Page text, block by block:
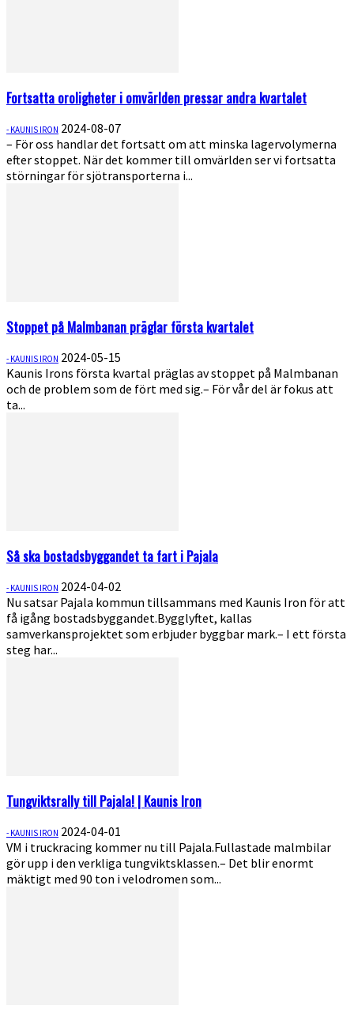
Fortsatta oroligheter i omvärlden pressar andra kvartalet
- KAUNIS IRON 2024-08-07
– För oss handlar det fortsatt om att minska lagervolymerna
efter stoppet. När det kommer till omvärlden ser vi fortsatta
störningar för sjötransporterna i...
Stoppet på Malmbanan präglar första kvartalet
- KAUNIS IRON 2024-05-15
Kaunis Irons första kvartal präglas av stoppet på Malmbanan
och de problem som de fört med sig.– För vår del är fokus att
ta...
Så ska bostadsbyggandet ta fart i Pajala
- KAUNIS IRON 2024-04-02
Nu satsar Pajala kommun tillsammans med Kaunis Iron för att
få igång bostadsbyggandet.Bygglyftet, kallas
samverkansprojektet som erbjuder byggbar mark.– I ett första
steg har...
Tungviktsrally till Pajala! | Kaunis Iron
- KAUNIS IRON 2024-04-01
VM i truckracing kommer nu till Pajala.Fullastade malmbilar
gör upp i den verkliga tungviktsklassen.– Det blir enormt
mäktigt med 90 ton i velodromen som...